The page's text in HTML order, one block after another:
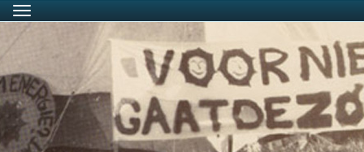
Menu